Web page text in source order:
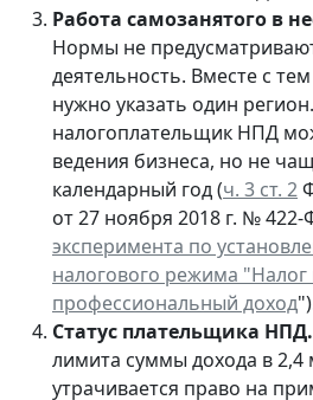
Работа самозанятого в
Нормы не
деятельность. Вместе с
нужно указать один
налогоплательщик НПД
ведения бизнеса, но не
календарный год (ч. 3 ст. 2
от 27 ноября 2018 г. № 422-
эксперимента по
налогового режима "Налог
профессиональный доход
Статус плательщика НПД.
лимита суммы дохода в 2,4
утрачивается право на